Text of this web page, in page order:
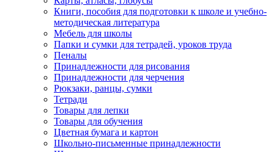
Книги, пособия для подготовки к школе и учебно-
методическая литература
Мебель для школы
Папки и сумки для тетрадей, уроков труда
Пеналы
Принадлежности для рисования
Принадлежности для черчения
Рюкзаки, ранцы, сумки
Тетради
Товары для лепки
Товары для обучения
Цветная бумага и картон
Школьно-письменные принадлежности